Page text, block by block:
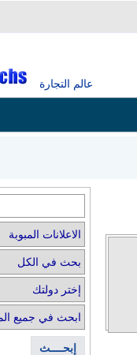
عالم التجارة
إبحــــث